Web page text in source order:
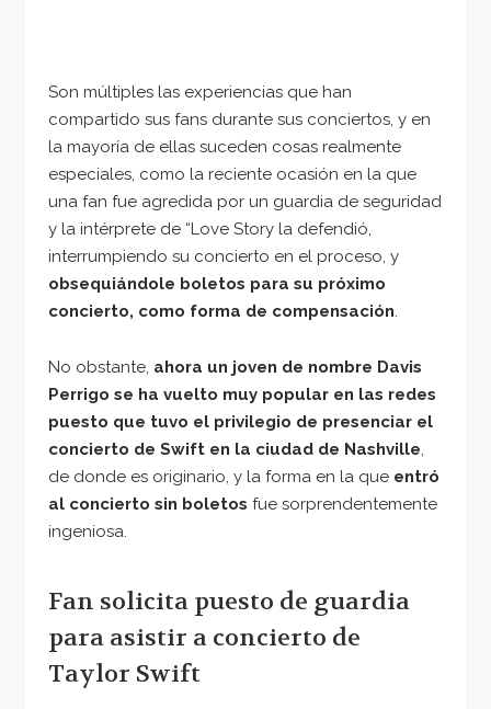
Son múltiples las experiencias que han
compartido sus fans durante sus conciertos, y en
la mayoría de ellas suceden cosas realmente
especiales, como la reciente ocasión en la que
una fan fue agredida por un guardia de seguridad
y la intérprete de “Love Story la defendió,
interrumpiendo su concierto en el proceso, y
obsequiándole boletos para su próximo
concierto, como forma de compensación.
No obstante, ahora un joven de nombre Davis
Perrigo se ha vuelto muy popular en las redes
puesto que tuvo el privilegio de presenciar el
concierto de Swift en la ciudad de Nashville,
de donde es originario, y la forma en la que entró
al concierto sin boletos fue sorprendentemente
ingeniosa.
Fan solicita puesto de guardia
para asistir a concierto de
Taylor Swift